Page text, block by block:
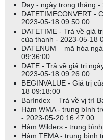
Day - ngày trong tháng
DATETIMECONVERT -
2023-05-18 09:50:00
DATETIME - Trả về giá
của thanh - 2023-05-18
DATENUM – mã hóa
09:36:00
DATE - Trả về giá trị
2023-05-18 09:26:00
BEGINVALUE - Giá trị
18 09:18:00
BarIndex – Trả về vị trí
Hàm WMA - trung bình
- 2023-05-20 16:47:00
Hàm Wilders - trung
Hàm TEMA - trung bình